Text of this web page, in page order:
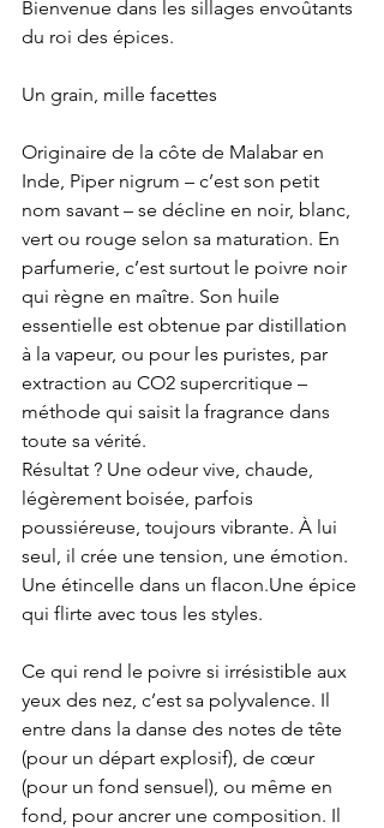
Bienvenue dans les sillages envoûtants
du roi des épices.
Un grain, mille facettes
Originaire de la côte de Malabar en
Inde, Piper nigrum – c’est son petit
nom savant – se décline en noir, blanc,
vert ou rouge selon sa maturation. En
parfumerie, c’est surtout le poivre noir
qui règne en maître. Son huile
essentielle est obtenue par distillation
à la vapeur, ou pour les puristes, par
extraction au CO2 supercritique –
méthode qui saisit la fragrance dans
toute sa vérité.
Résultat ? Une odeur vive, chaude,
légèrement boisée, parfois
poussiéreuse, toujours vibrante. À lui
seul, il crée une tension, une émotion.
Une étincelle dans un flacon.Une épice
qui flirte avec tous les styles.
Ce qui rend le poivre si irrésistible aux
yeux des nez, c’est sa polyvalence. Il
entre dans la danse des notes de tête
(pour un départ explosif), de cœur
(pour un fond sensuel), ou même en
fond, pour ancrer une composition. Il